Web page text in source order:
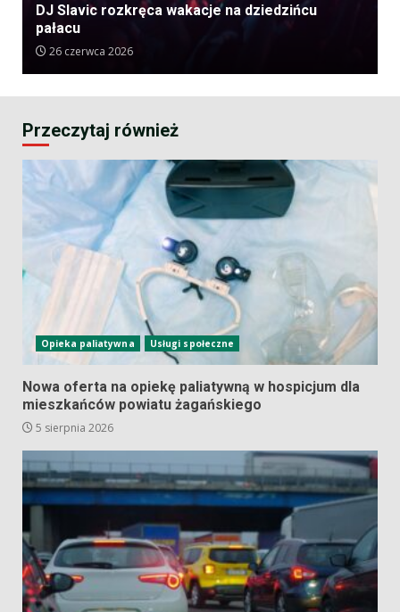
DJ Slavic rozkręca wakacje na dziedzińcu
pałacu
26 czerwca 2026
Przeczytaj również
Opieka paliatywna Usługi społeczne
Nowa oferta na opiekę paliatywną w hospicjum dla
mieszkańców powiatu żagańskiego
5 sierpnia 2026